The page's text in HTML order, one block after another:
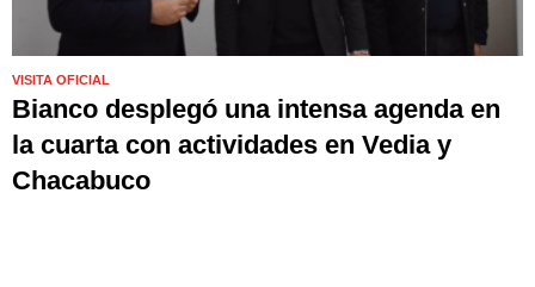
VISITA OFICIAL
Bianco desplegó una intensa agenda en
la cuarta con actividades en Vedia y
Chacabuco